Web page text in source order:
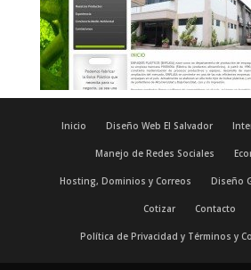
Inicio Diseño Web El Salvador
Manejo de Redes Sociales
Hosting, Dominios y Correos Diseño
Cotizar Contacto
Política de Privacidad y Términos y